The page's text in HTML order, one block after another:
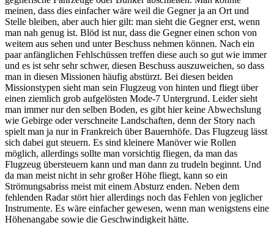
meinen, dass dies einfacher wäre weil die Gegner ja an Ort und
Stelle bleiben, aber auch hier gilt: man sieht die Gegner erst, wenn
man nah genug ist. Blöd ist nur, dass die Gegner einen schon von
weitem aus sehen und unter Beschuss nehmen können. Nach ein
paar anfänglichen Fehlschüssen treffen diese auch so gut wie immer
und es ist sehr sehr schwer, diesen Beschuss auszuweichen, so dass
man in diesen Missionen häufig abstürzt. Bei diesen beiden
Missionstypen sieht man sein Flugzeug von hinten und fliegt über
einen ziemlich grob aufgelösten Mode-7 Untergrund. Leider sieht
man immer nur den selben Boden, es gibt hier keine Abwechslung
wie Gebirge oder verschneite Landschaften, denn der Story nach
spielt man ja nur in Frankreich über Bauernhöfe. Das Flugzeug lässt
sich dabei gut steuern. Es sind kleinere Manöver wie Rollen
möglich, allerdings sollte man vorsichtig fliegen, da man das
Flugzeug übersteuern kann und man dann zu trudeln beginnt. Und
da man meist nicht in sehr großer Höhe fliegt, kann so ein
Strömungsabriss meist mit einem Absturz enden. Neben dem
fehlenden Radar stört hier allerdings noch das Fehlen von jeglicher
Instrumente. Es wäre einfacher gewesen, wenn man wenigstens eine
Höhenangabe sowie die Geschwindigkeit hätte.